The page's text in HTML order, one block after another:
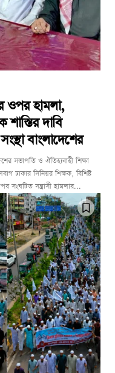
ওপর হামলা,
শাস্তির দাবি
বাংলাদেশের
সভাপতি ও ঐতিহ্যবাহী শিক্ষা
ঢাকার সিনিয়র শিক্ষক, বিশিষ্ট
সংঘটিত সন্ত্রাসী হামলার...